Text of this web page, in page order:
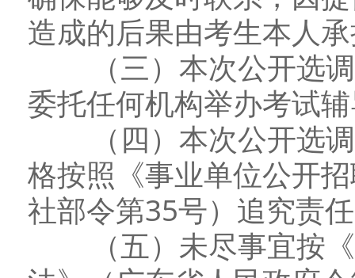
造成的后果由考生本人
（三）本次公开选调
委托任何机构举办考试
（四）本次公开选调
格按照《事业单位公开
社部令第35号）追究责
（五）未尽事宜按《